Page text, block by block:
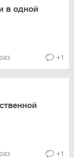
в одной
+1
+1